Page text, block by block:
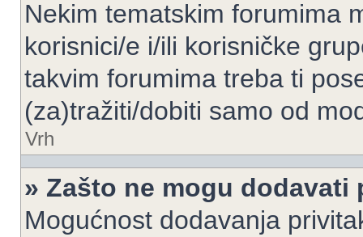
Nekim tematskim forumima
korisnici/e i/ili korisničke
takvim forumima treba ti
(za)tražiti/dobiti samo od
Vrh
» Zašto ne mogu dodavati
Mogućnost dodavanja